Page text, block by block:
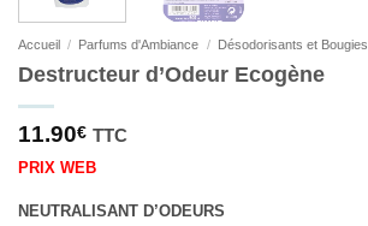
Accueil / Parfums d'Ambiance / Désodorisants et Bougies
Destructeur d’Odeur Ecogène
11.90€ TTC
PRIX WEB
NEUTRALISANT D’ODEURS